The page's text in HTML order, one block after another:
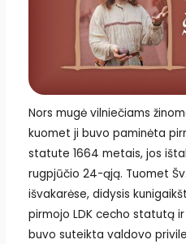
Nors mugė vilniečiams
kuomet ji buvo paminėta
statute 1664 metais, jos
rugpjūčio 24-ąją. Tuomet
išvakarėse, didysis
pirmojo LDK cecho statutą
buvo suteikta valdovo